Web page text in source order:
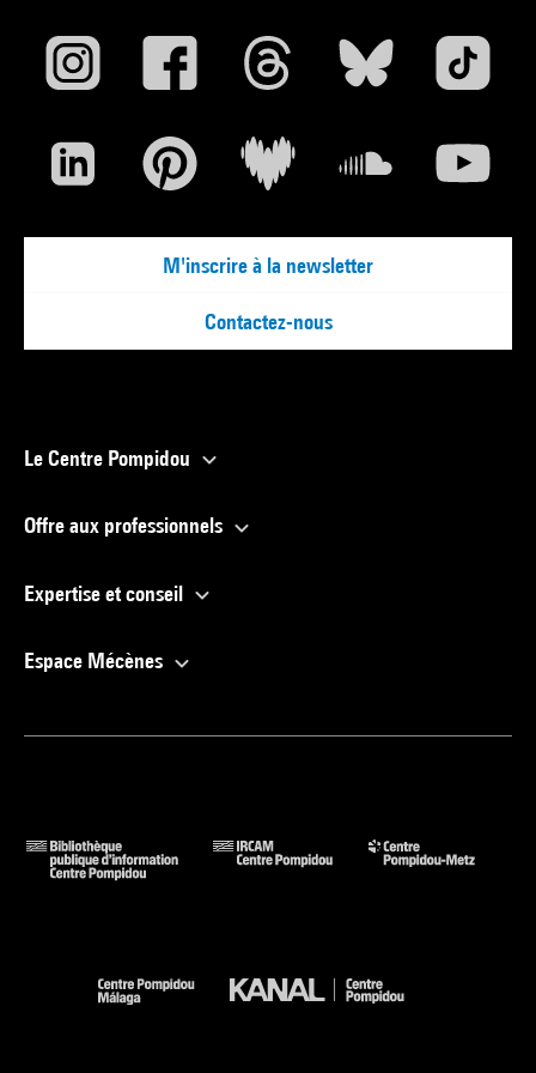
lointaines ou les grands déserts de l’ennui, cherche et trouve
les oasis. C’est un correspondant de paix » comme l’écrivait
Jacques Prévert.
D'après Edouard Boubat, essai rétrospectif
M'inscrire à la newsletter
Contactez-nous
Le Centre Pompidou
Offre aux professionnels
Expertise et conseil
Espace Mécènes